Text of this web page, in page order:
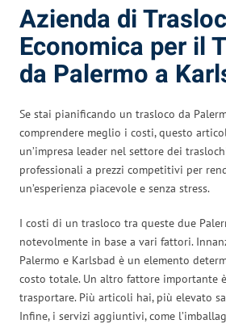
Azienda di
Economica per il
da Palermo a
Se stai pianificando un trasloco da
comprendere meglio i costi, questo
un’impresa leader nel settore dei
professionali a prezzi competitivi per
un’esperienza piacevole e senza stress.
I costi di un trasloco tra queste due
notevolmente in base a vari fattori.
Palermo e Karlsbad è un elemento
costo totale. Un altro fattore importante
trasportare. Più articoli hai, più elevato
Infine, i servizi aggiuntivi, come